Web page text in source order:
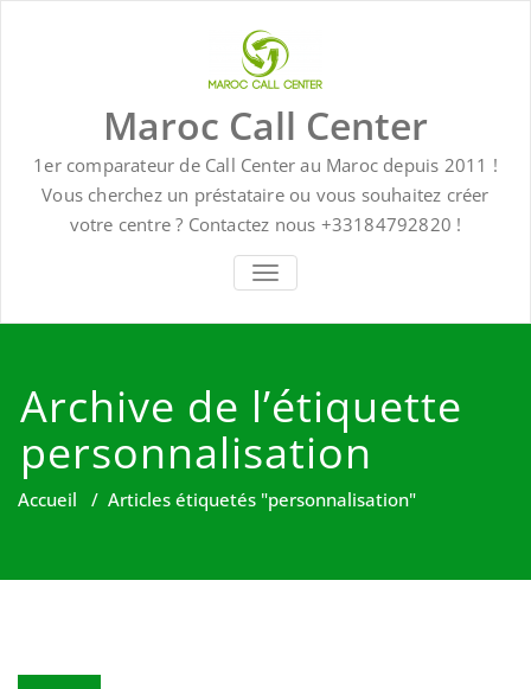
Maroc Call Center
1er comparateur de Call Center au Maroc depuis 2011 !
Vous cherchez un préstataire ou vous souhaitez créer
votre centre ? Contactez nous +33184792820 !
TOGGLE NAVIGATION
Archive de l’étiquette
personnalisation
Accueil / Articles étiquetés "personnalisation"